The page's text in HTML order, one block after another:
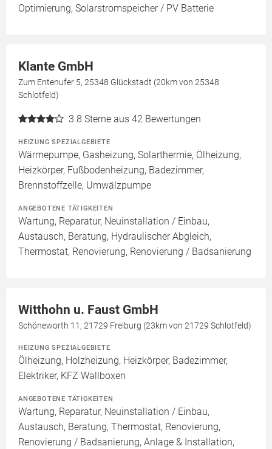
Optimierung, Solarstromspeicher / PV Batterie
Klante GmbH
Zum Entenufer 5, 25348 Glückstadt (20km von 25348
Schlotfeld)
3.8 Sterne aus 42 Bewertungen
HEIZUNG SPEZIALGEBIETE
Wärmepumpe, Gasheizung, Solarthermie, Ölheizung,
Heizkörper, Fußbodenheizung, Badezimmer,
Brennstoffzelle, Umwälzpumpe
ANGEBOTENE TÄTIGKEITEN
Wartung, Reparatur, Neuinstallation / Einbau,
Austausch, Beratung, Hydraulischer Abgleich,
Thermostat, Renovierung, Renovierung / Badsanierung
Witthohn u. Faust GmbH
Schöneworth 11, 21729 Freiburg (23km von 21729 Schlotfeld)
HEIZUNG SPEZIALGEBIETE
Ölheizung, Holzheizung, Heizkörper, Badezimmer,
Elektriker, KFZ Wallboxen
ANGEBOTENE TÄTIGKEITEN
Wartung, Reparatur, Neuinstallation / Einbau,
Austausch, Beratung, Thermostat, Renovierung,
Renovierung / Badsanierung, Anlage & Installation,